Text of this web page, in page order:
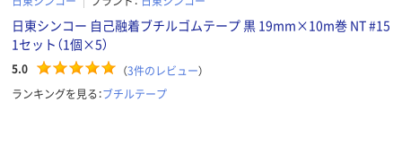
日東シンコー 自己融着ブチルゴムテープ 黒 19mm×10m巻 NT #15
1セット（1個×5）
5.0 （3件のレビュー）
ランキングを見る：ブチルテープ